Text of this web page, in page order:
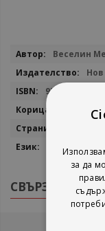
Повече
Веселин
9786192331658
български
СВЪРЗАНИ
за да